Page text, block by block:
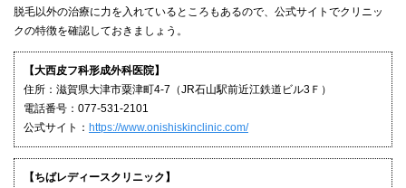
脱毛以外の治療に力を入れているところもあるので、公式サイトでクリニッ
クの特徴を確認しておきましょう。
【大西皮フ科形成外科医院】
住所：滋賀県大津市粟津町4-7（JR石山駅前近江鉄道ビル3Ｆ）
電話番号：077-531-2101
公式サイト： https://www.onishiskinclinic.com/
【ちばレディースクリニック】